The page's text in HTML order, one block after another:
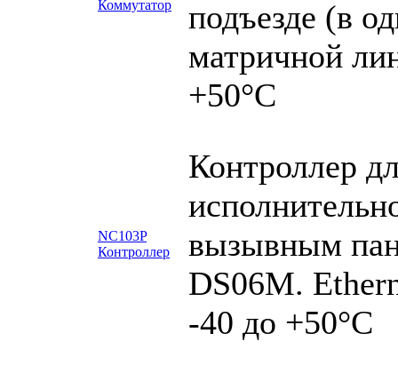
Коммутатор
подъезде (в
матричной
+50°C
NC103P
Контроллер
Контроллер
вызывным
DS06M.
-40 до +50°С